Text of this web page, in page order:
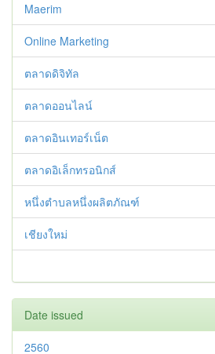
Maerim
Online Marketing
ตลาดดิจิทัล
ตลาดออนไลน์
ตลาดอินเทอร์เน็ต
ตลาดอิเล็กทรอนิกส์
หนึ่งตำบลหนึ่งผลิตภัณฑ์
เชียงใหม่
Date issued
2560